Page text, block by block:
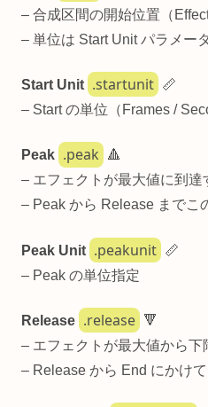
– 合成区間の開始位置（
– 単位は Start Unit パラメー
Start Unit .startunit
📏
– Start の単位（Frames /
Peak .peak
🔺
– エフェクトが最大値に到達
– Peak から Release までこ
Peak Unit .peakunit
📏
– Peak の単位指定
Release .release
🔻
– エフェクトが最大値から下
– Release から End にかけ